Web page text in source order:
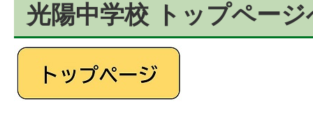
光陽中学校 トップページ